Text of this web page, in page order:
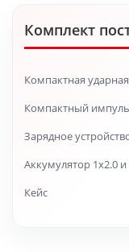
Комплект
Компактная
Компактный
Зарядное
Аккумулятор 1х2.0 и
Кейс